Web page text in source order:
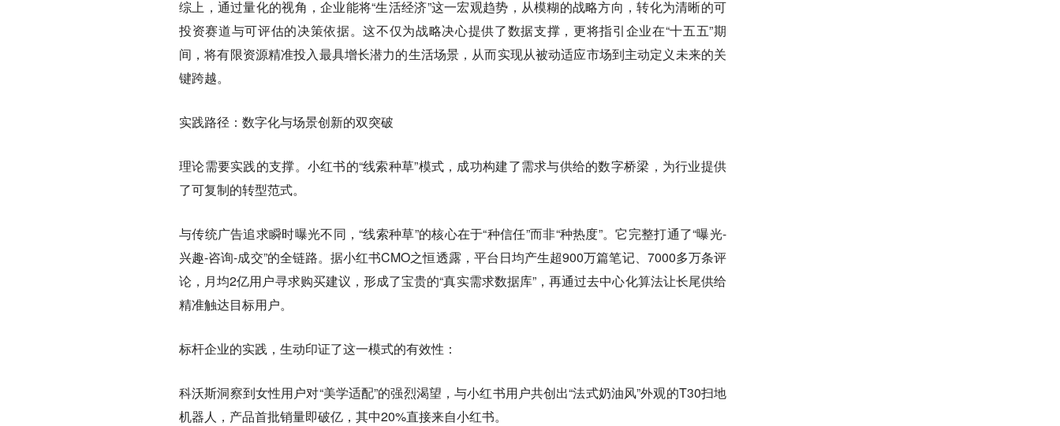
综上，通过量化的视角，企业能将“生活经济”这一宏观趋势，从模糊的战略方向，转化为清晰的可
投资赛道与可评估的决策依据。这不仅为战略决心提供了数据支撑，更将指引企业在“十五五”期
间，将有限资源精准投入最具增长潜力的生活场景，从而实现从被动适应市场到主动定义未来的关
键跨越。
实践路径：数字化与场景创新的双突破
理论需要实践的支撑。小红书的“线索种草”模式，成功构建了需求与供给的数字桥梁，为行业提供
了可复制的转型范式。
与传统广告追求瞬时曝光不同，“线索种草”的核心在于“种信任”而非“种热度”。它完整打通了“曝光-
兴趣-咨询-成交”的全链路。据小红书CMO之恒透露，平台日均产生超900万篇笔记、7000多万条评
论，月均2亿用户寻求购买建议，形成了宝贵的“真实需求数据库”，再通过去中心化算法让长尾供给
精准触达目标用户。
标杆企业的实践，生动印证了这一模式的有效性：
科沃斯洞察到女性用户对“美学适配”的强烈渴望，与小红书用户共创出“法式奶油风”外观的T30扫地
机器人，产品首批销量即破亿，其中20%直接来自小红书。